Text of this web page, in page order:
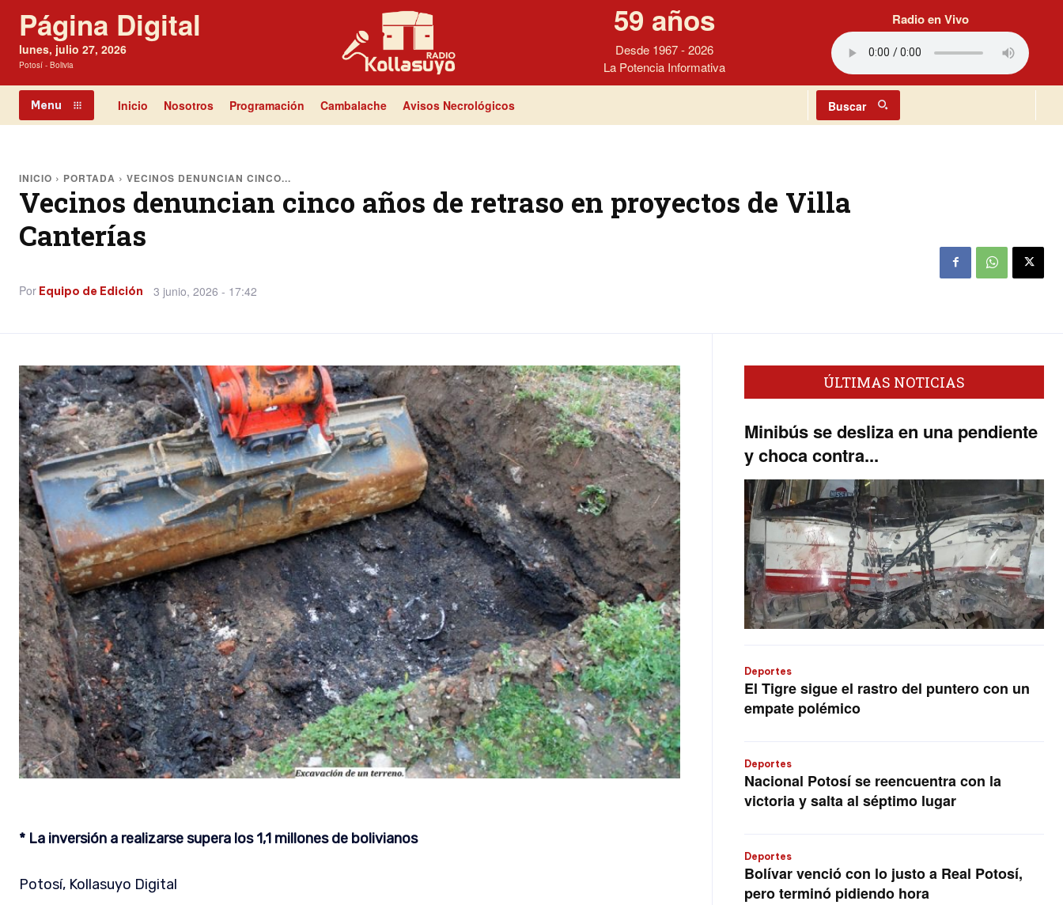
Página Digital
lunes, julio 27, 2026
Potosí - Bolivia
59 años
Desde 1967 - 2026
La Potencia Informativa
Radio en Vivo
Menu Inicio Nosotros Programación Cambalache Avisos Necrológicos Buscar
INICIO PORTADA VECINOS DENUNCIAN CINCO...
Vecinos denuncian cinco años de retraso en proyectos de Villa
Canterías
Por Equipo de Edición 3 junio, 2026 - 17:42
* La inversión a realizarse supera los 1,1 millones de bolivianos
Potosí, Kollasuyo Digital
ÚLTIMAS NOTICIAS
Minibús se desliza en una pendiente
y choca contra...
Deportes
El Tigre sigue el rastro del puntero con un
empate polémico
Deportes
Nacional Potosí se reencuentra con la
victoria y salta al séptimo lugar
Deportes
Bolívar venció con lo justo a Real Potosí,
pero terminó pidiendo hora